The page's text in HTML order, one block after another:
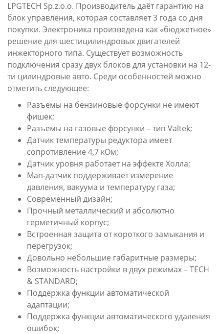
LPGTECH Sp.z.o.o. Производитель даёт гарантию на
блок управления, которая составляет 3 года со дня
покупки. Электроника произведена как «бюджетное»
решение для шестицилиндровых двигателей
инжекторного типа. Существует возможность
подключения сразу двух блоков для установки на 12-
ти цилиндровые авто. Среди особенностей можно
отметить следующее:
Разъемы на бензиновые форсунки не имеют
фишек;
Разъемы на газовые форсунки – тип Valtek;
Датчик температуры редуктора имеет
сопротивление 4,7 кОм;
Датчик уровня работает на эффекте Холла;
Мап-датчик поддерживает измерение
давления, вакуума и температуру газа;
Современный дизайн;
Прочный металлический и абсолютно
герметичный корпус;
Встроенная защита от короткого замыкания и
перегрузок;
Довольно небольшие габаритные размеры;
Возможность настройки в двух режимах – TECH
& STANDARD;
Поддержка функции автоматической
адаптации;
Поддержка функции автоматического удаления
ошибок;